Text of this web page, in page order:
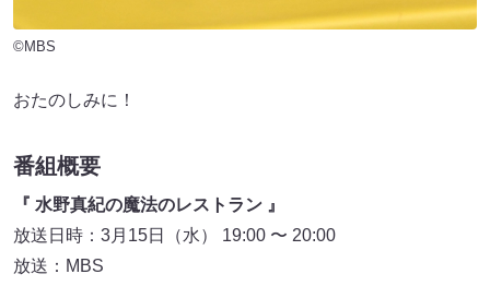
©MBS
おたのしみに！
番組概要
『 水野真紀の魔法のレストラン 』
放送日時：3月15日（水） 19:00 〜 20:00
放送：MBS